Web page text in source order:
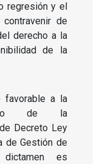
regresión y el
de
derecho a la
de la
favorable a la
de la
Decreto Ley
de Gestión de
es